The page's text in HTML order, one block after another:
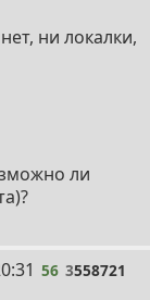
ни локалки,
ли
56 3558721